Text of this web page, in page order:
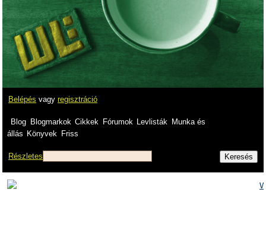
Belépés vagy regisztráció
Blog Blogmarkok Cikkek Fórumok Levlisták
Munka és
állás Könyvek Friss
Részletes